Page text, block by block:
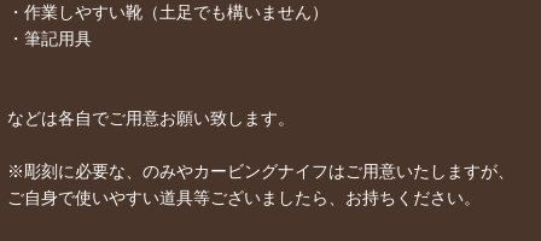
・作業しやすい靴（土足でも構いません）
・筆記用具
などは各自でご用意お願い致します。
※彫刻に必要な、のみやカービングナイフはご用意いたしますが、
ご自身で使いやすい道具等ございましたら、お持ちください。